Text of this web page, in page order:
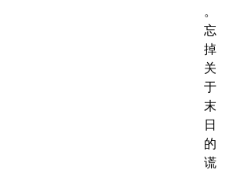
。
忘
掉
关
于
末
日
的
谎